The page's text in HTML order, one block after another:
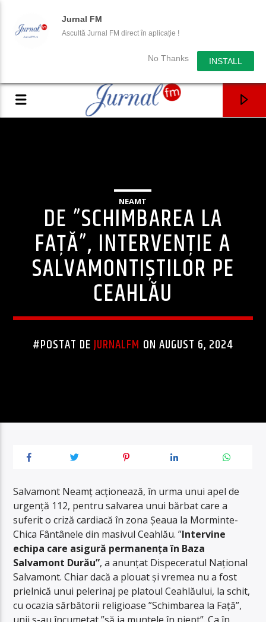
Jurnal FM
Ascultă Jurnal FM direct în aplicație !
No Thanks INSTALL
NEAMT
DE ”SCHIMBAREA LA
FAȚĂ”, INTERVENȚIE A
SALVAMONTIȘTILOR PE
CEAHLĂU
#POSTAT DEJURNALFM ON AUGUST 6, 2024
Salvamont Neamț acționează, în urma unui apel de
urgență 112, pentru salvarea unui bărbat care a
suferit o criză cardiacă în zona Șeaua la Morminte-
Chica Fântânele din masivul Ceahlău. ”Intervine
echipa care asigură permanența în Baza
Salvamont Durău”, a anunțat Dispeceratul Național
Salvamont. Chiar dacă a plouat și vremea nu a fost
prielnică unui pelerinaj pe platoul Ceahlăului, la schit,
cu ocazia sărbătorii religioase ”Schimbarea la Față”,